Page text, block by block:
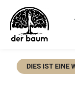
DIES IST EINE